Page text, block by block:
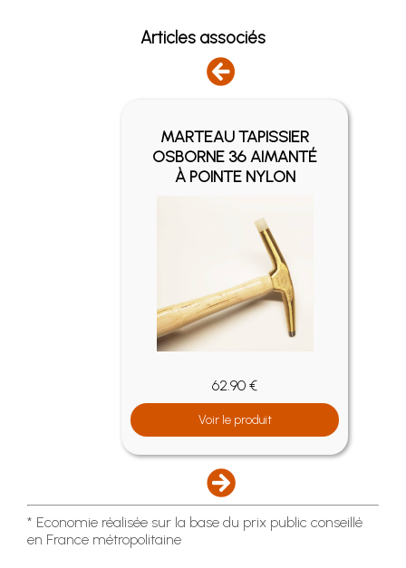
Articles associés
MARTEAU TAPISSIER
OSBORNE 36 AIMANTÉ
À POINTE NYLON
62.90 €
Voir le produit
* Economie réalisée sur la base du prix public conseillé
en France métropolitaine